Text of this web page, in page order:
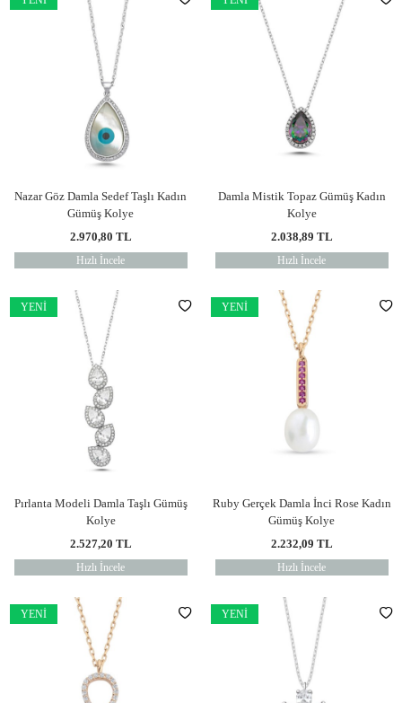
Nazar Göz Damla Sedef Taşlı Kadın
Gümüş Kolye
2.970,80 TL
Hızlı İncele
Damla Mistik Topaz Gümüş Kadın
Kolye
2.038,89 TL
Hızlı İncele
YENI
Pırlanta Modeli Damla Taşlı Gümüş
Kolye
2.527,20 TL
Hızlı İncele
YENI
Ruby Gerçek Damla İnci Rose Kadın
Gümüş Kolye
2.232,09 TL
Hızlı İncele
YENI YENI